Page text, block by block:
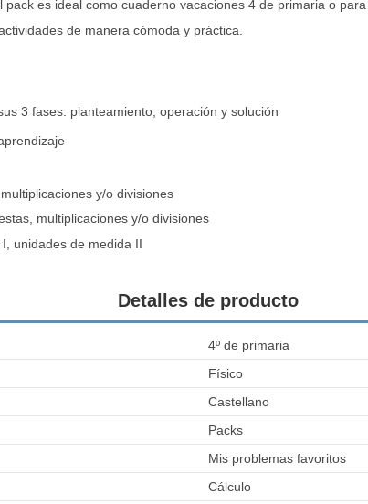
pack es ideal como cuaderno vacaciones 4 de primaria o
de manera cómoda y práctica.
3 fases: planteamiento, operación y solución
y/o divisiones
multiplicaciones y/o divisiones
unidades de medida II
Detalles de producto
4º de primaria
Físico
Castellano
Packs
Mis problemas favoritos
Cálculo